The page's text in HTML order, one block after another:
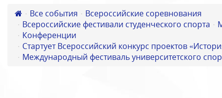
Все события
Всероссийские соревнования
Всероссийские фестивали студенческого спорта
Конференции
Стартует Всероссийский конкурс проектов
Международный фестиваль университетского